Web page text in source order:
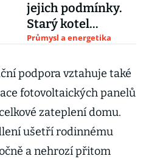
jejich podmínky.
Starý kotel
vyměňte do roka
Průmysl a energetika
podpora vztahuje také
fotovoltaických panelů
zateplení domu.
ušetří rodinnému
a nehrozí přitom